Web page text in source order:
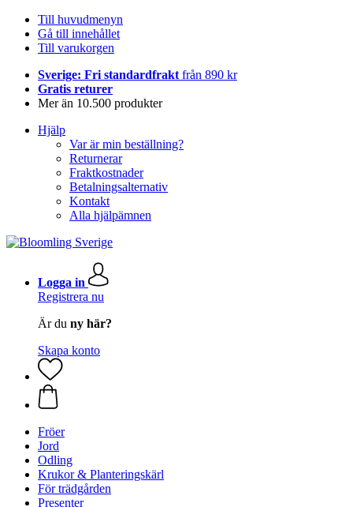
Till huvudmenyn
Gå till innehållet
Till varukorgen
Sverige: Fri standardfrakt från 890 kr
Gratis returer
Mer än 10.500 produkter
Hjälp
Var är min beställning?
Returnerar
Fraktkostnader
Betalningsalternativ
Kontakt
Alla hjälpämnen
Logga in
Registrera nu
Är du ny här?
Skapa konto
Fröer
Jord
Odling
Krukor & Planteringskärl
För trädgården
Presenter